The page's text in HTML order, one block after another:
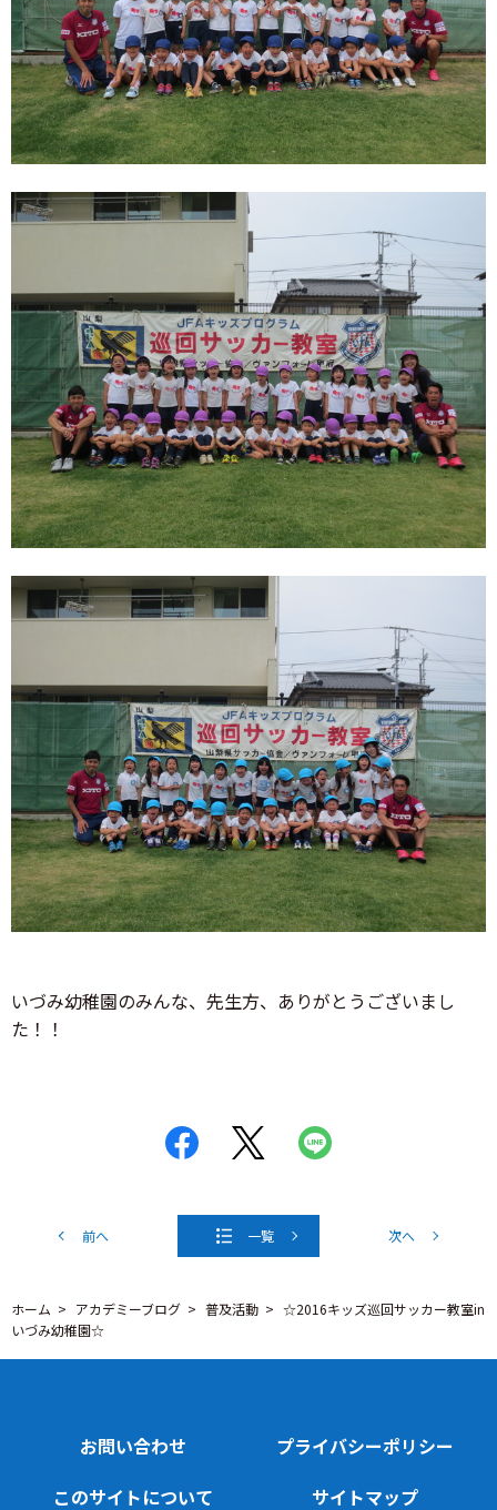
いづみ幼稚園のみんな、先生方、ありがとうございまし
た！！
前へ 一覧 次へ
ホーム アカデミーブログ 普及活動
☆2016キッズ巡回サッカー教室in
いづみ幼稚園☆
お問い合わせ
プライバシーポリシー
このサイトについて
サイトマップ